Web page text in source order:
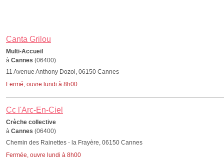
Canta Grilou
Multi-Accueil
à Cannes (06400)
11 Avenue Anthony Dozol, 06150 Cannes
Fermé, ouvre lundi à 8h00
Cc l'Arc-En-Ciel
Crèche collective
à Cannes (06400)
Chemin des Rainettes - la Frayère, 06150 Cannes
Fermée, ouvre lundi à 8h00